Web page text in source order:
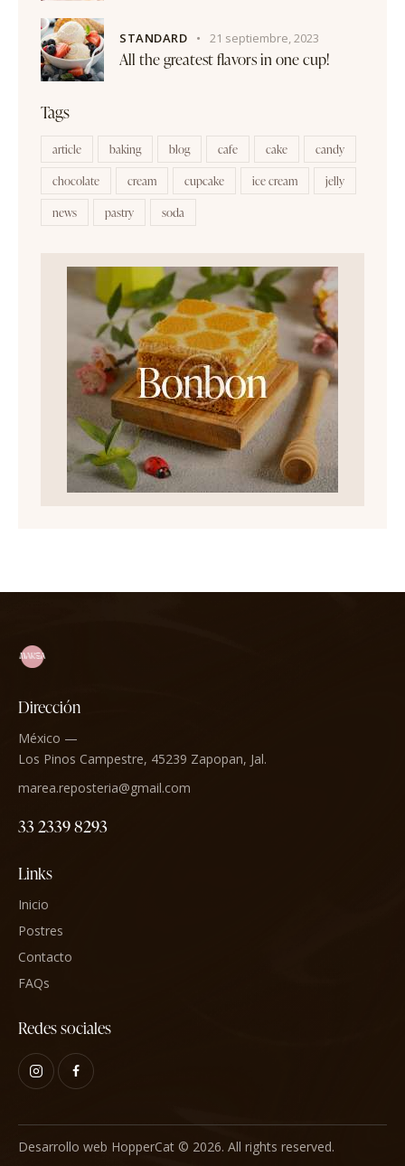
STANDARD 21 septiembre, 2023
All the greatest flavors in one cup!
Tags
article baking blog cafe cake
candy
chocolate
cream cupcake ice cream
jelly
news
pastry soda
Dirección
México —
Los Pinos Campestre, 45239 Zapopan, Jal.
marea.reposteria@gmail.com
33 2339 8293
Links
Inicio
Postres
Contacto
FAQs
Redes sociales
Desarrollo web HopperCat © 2026. All rights reserved.